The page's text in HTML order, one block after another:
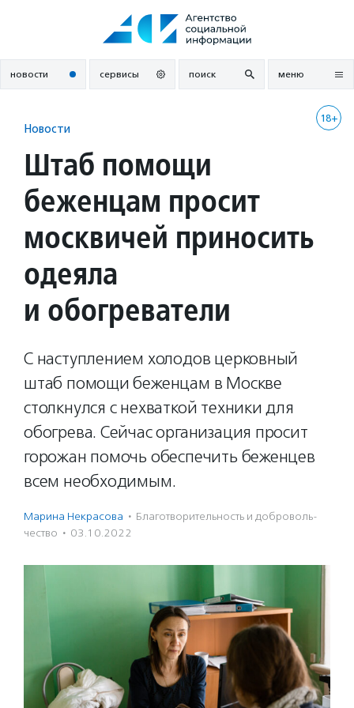
новости сервисы поиск меню
18+
Новости
Штаб помощи
беженцам просит
москвичей приносить
одеяла
и обогреватели
С наступлением холодов церковный
штаб помощи беженцам в Москве
столкнулся с нехваткой техники для
обогрева. Сейчас организация просит
горожан помочь обеспечить беженцев
всем необходимым.
Марина Некрасова · Благотвори­тель­ность и доброволь­
чест­во · 03.10.2022